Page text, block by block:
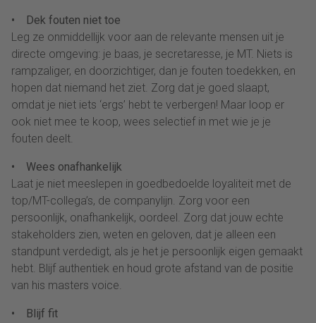
• Dek fouten niet toe
Leg ze onmiddellijk voor aan de relevante mensen uit je
directe omgeving: je baas, je secretaresse, je MT. Niets is
rampzaliger, en doorzichtiger, dan je fouten toedekken, en
hopen dat niemand het ziet. Zorg dat je goed slaapt,
omdat je niet iets ‘ergs’ hebt te verbergen! Maar loop er
ook niet mee te koop, wees selectief in met wie je je
fouten deelt.
• Wees onafhankelijk
Laat je niet meeslepen in goedbedoelde loyaliteit met de
top/MT-collega’s, de companylijn. Zorg voor een
persoonlijk, onafhankelijk, oordeel. Zorg dat jouw echte
stakeholders zien, weten en geloven, dat je alleen een
standpunt verdedigt, als je het je persoonlijk eigen gemaakt
hebt. Blijf authentiek en houd grote afstand van de positie
van his masters voice.
• Blijf fit